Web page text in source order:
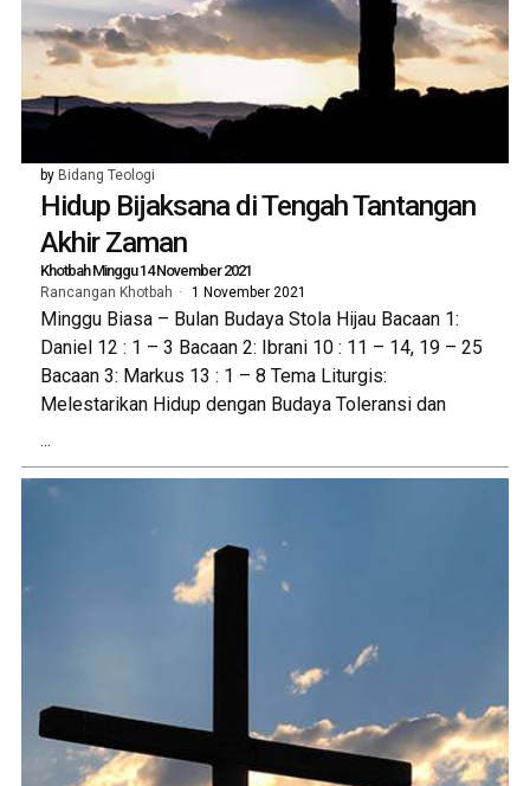
by Bidang Teologi
Hidup Bijaksana di Tengah Tantangan
Akhir Zaman
Khotbah Minggu 14 November 2021
Rancangan Khotbah 1 November 2021
Minggu Biasa – Bulan Budaya Stola Hijau Bacaan 1:
Daniel 12 : 1 – 3 Bacaan 2: Ibrani 10 : 11 – 14, 19 – 25
Bacaan 3: Markus 13 : 1 – 8 Tema Liturgis:
Melestarikan Hidup dengan Budaya Toleransi dan
...